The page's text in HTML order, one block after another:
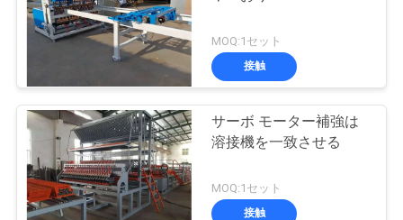
MOQ:1セット
接触
サーボ モーター補強は
溶接機を一致させる
MOQ:1セット
接触